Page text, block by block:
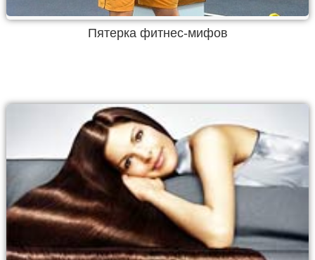
Пятерка фитнес-мифов